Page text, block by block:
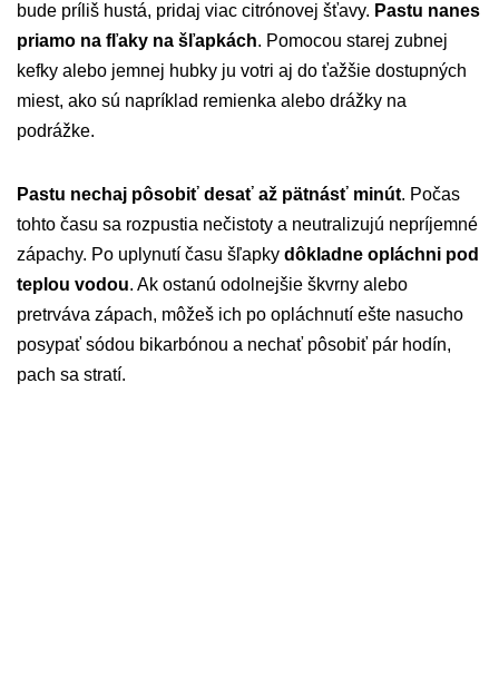
bude príliš hustá, pridaj viac citrónovej šťavy. Pastu nanes
priamo na fľaky na šľapkách. Pomocou starej zubnej
kefky alebo jemnej hubky ju votri aj do ťažšie dostupných
miest, ako sú napríklad remienka alebo drážky na
podrážke.
Pastu nechaj pôsobiť desať až pätnásť minút. Počas
tohto času sa rozpustia nečistoty a neutralizujú nepríjemné
zápachy. Po uplynutí času šľapky dôkladne opláchni pod
teplou vodou. Ak ostanú odolnejšie škvrny alebo
pretrváva zápach, môžeš ich po opláchnutí ešte nasucho
posypať sódou bikarbónou a nechať pôsobiť pár hodín,
pach sa stratí.